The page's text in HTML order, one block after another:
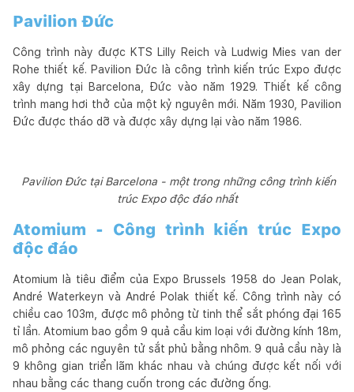
Pavilion Đức
Công trình này được KTS Lilly Reich và Ludwig Mies van der
Rohe thiết kế. Pavilion Đức là công trình kiến trúc Expo được
xây dựng tại Barcelona, Đức vào năm 1929. Thiết kế công
trình mang hơi thở của một kỷ nguyên mới. Năm 1930, Pavilion
Đức được tháo dỡ và được xây dựng lại vào năm 1986.
Pavilion Đức tại Barcelona - một trong những công trình kiến
trúc Expo độc đáo nhất
Atomium - Công trình kiến trúc Expo
độc đáo
Atomium là tiêu điểm của Expo Brussels 1958 do Jean Polak,
André Waterkeyn và André Polak thiết kế. Công trình này có
chiều cao 103m, được mô phỏng từ tinh thể sắt phóng đại 165
tỉ lần. Atomium bao gồm 9 quả cầu kim loại với đường kính 18m,
mô phỏng các nguyên tử sắt phủ bằng nhôm. 9 quả cầu này là
9 không gian triển lãm khác nhau và chúng được kết nối với
nhau bằng các thang cuốn trong các đường ống.